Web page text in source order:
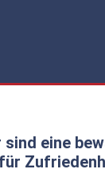
sind eine